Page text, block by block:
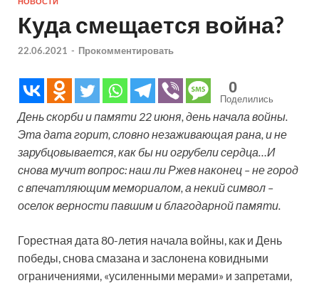
Куда смещается война?
22.06.2021 - Прокомментировать
0
Поделились
День скорби и памяти 22 июня, день начала войны.
Эта дата горит, словно незаживающая рана, и не
зарубцовывается, как бы ни огрубели сердца…И
снова мучит вопрос: наш ли Ржев наконец – не город
с впечатляющим мемориалом, а некий символ –
оселок верности павшим и благодарной памяти.
Горестная дата 80-летия начала войны, как и День
победы, снова смазана и заслонена ковидными
ограничениями, «усиленными мерами» и запретами,